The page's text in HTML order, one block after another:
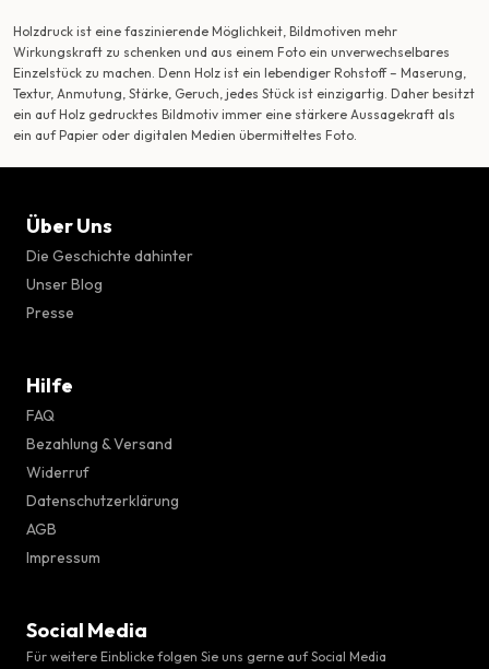
Holzdruck ist eine faszinierende Möglichkeit, Bildmotiven mehr
Wirkungskraft zu schenken und aus einem Foto ein unverwechselbares
Einzelstück zu machen. Denn Holz ist ein lebendiger Rohstoff – Maserung,
Textur, Anmutung, Stärke, Geruch, jedes Stück ist einzigartig. Daher besitzt
ein auf Holz gedrucktes Bildmotiv immer eine stärkere Aussagekraft als
ein auf Papier oder digitalen Medien übermitteltes Foto.
Über Uns
Die Geschichte dahinter
Unser Blog
Presse
Hilfe
FAQ
Bezahlung & Versand
Widerruf
Datenschutzerklärung
AGB
Impressum
Social Media
Für weitere Einblicke folgen Sie uns gerne auf Social Media